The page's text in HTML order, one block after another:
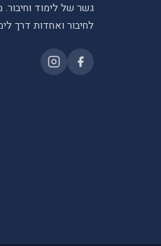
גשר של לימוד
לחיבור ואחדות דרך